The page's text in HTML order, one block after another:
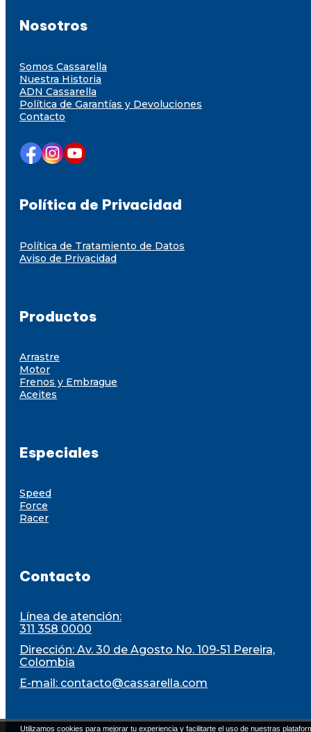
Nosotros
Somos Cassarella
Nuestra Historia
ADN Cassarella
Política de Garantías y Devoluciones
Contacto
Política de Privacidad
Política de Tratamiento de Datos
Aviso de Privacidad
Productos
Arrastre
Motor
Frenos y Embrague
Aceites
Especiales
Speed
Force
Racer
Contacto
Línea de atención:
311 358 0000
Dirección: Av. 30 de Agosto No. 109-51 Pereira,
Colombia
E-mail: contacto@cassarella.com
Utilizamos cookies para mejorar tu experiencia y facilitarte el uso de nuestras